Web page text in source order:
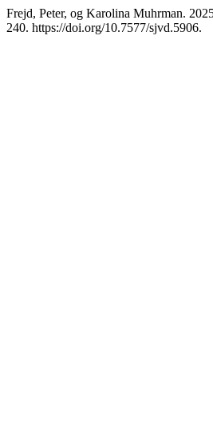
Frejd, Peter, og Karolina Muhrman.
240. https://doi.org/10.7577/sjvd.5906.